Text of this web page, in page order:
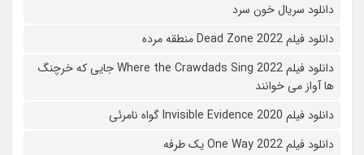
دانلود سریال خون سرد
دانلود فیلم 2022 Dead Zone منطقه مرده
دانلود فیلم Where the Crawdads Sing 2022 جایی که خرچنگ
ها آواز می خوانند
دانلود فیلم 2020 Invisible Evidence گواه نامرئی
دانلود فیلم One Way 2022 یک طرفه